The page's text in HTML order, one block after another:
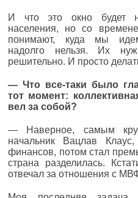
И что это окно будет
населения, но со
понимают, куда мы
надолго нельзя. Их
решительно. И просто
— Что все-таки было
тот момент:
вел за собой?
— Наверное, самым
начальник Вацлав
финансов, потом стал
страна разделилась.
отвечал за отношения с